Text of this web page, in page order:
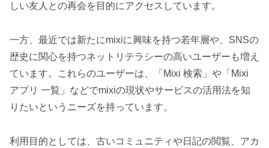
しい友人との再会を目的にアクセスしています。
一方、最近では新たにmixiに興味を持つ若年層や、SNSの
歴史に関心を持つネットリテラシーの高いユーザーも増え
ています。これらのユーザーは、「Mixi 検索」や「Mixi
アプリ 一覧」などでmixiの現状やサービスの活用法を知
りたいというニーズを持っています。
利用目的としては、古いコミュニティや日記の閲覧、アカ